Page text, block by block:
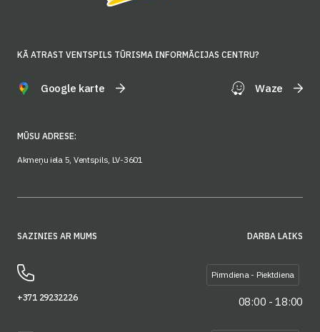
KĀ ATRAST VENTSPILS TŪRISMA INFORMĀCIJAS CENTRU?
Google karte Waze
MŪSU ADRESE:
Akmeņu iela 5, Ventspils, LV-3601
SAZINIES AR MUMS
+371 29232226
DARBA LAIKS
Pirmdiena - Piektdiena
08:00 - 18:00